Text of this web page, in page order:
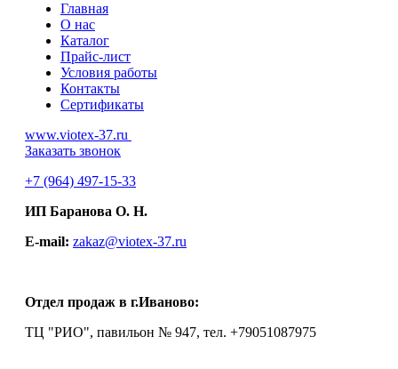
Главная
О нас
Каталог
Прайс-лист
Условия работы
Контакты
Сертификаты
www.viotex-37.ru
Заказать звонок
+7 (964) 497-15-33
ИП Баранова О. Н.
E-mail: zakaz@viotex-37.ru
Отдел продаж в г.Иваново:
ТЦ "РИО", павильон № 947, тел. +79051087975